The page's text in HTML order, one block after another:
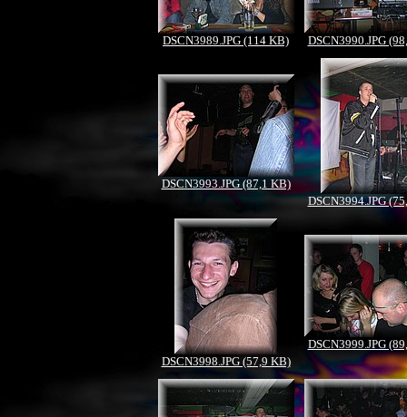
DSCN3989.JPG (114 KB) DSCN3990.JPG
DSCN3993.JPG (87,1 KB)
DSCN3994.JPG
DSCN3998.JPG (57,9 KB)
DSCN3999.JPG